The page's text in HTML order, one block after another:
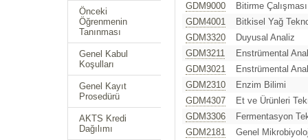
Önceki
Öğrenmenin
Tanınması
Genel Kabul
Koşulları
Genel Kayıt
Prosedürü
AKTS Kredi
Dağılımı
GDM9000
Bitirme Çalışması
GDM4001
Bitkisel Yağ
GDM3320
Duyusal Analiz
GDM3211
Enstrümental
GDM3021
Enstrümental
GDM2310
Enzim Bilimi
GDM4307
Et ve Ürünleri
GDM3306
Fermentasyon
GDM2181
Genel